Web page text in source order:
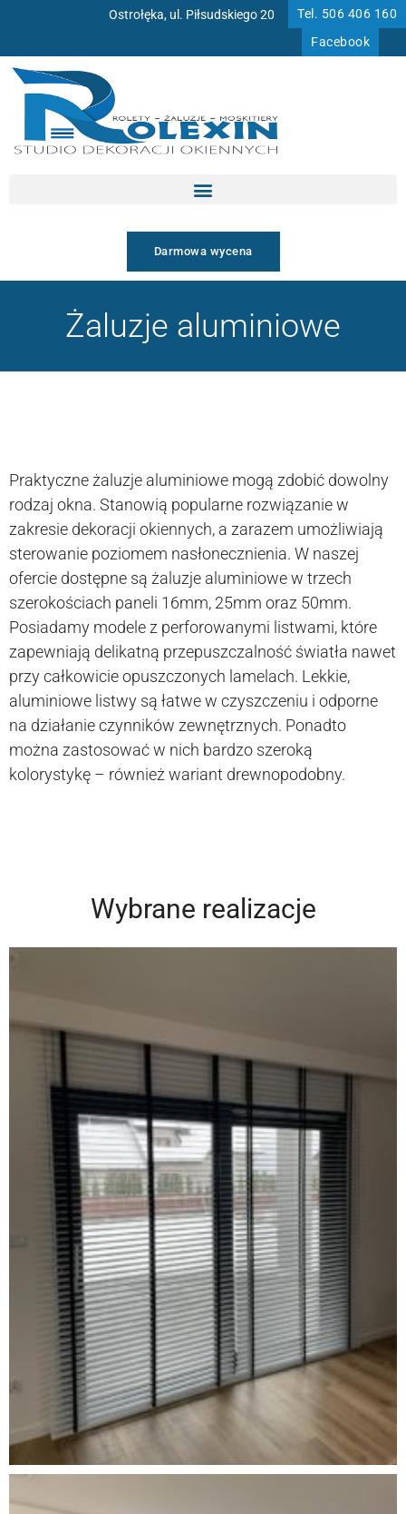
treści
Ostrołęka, ul. Piłsudskiego 20
Tel. 506 406 160
Facebook
Darmowa wycena
Żaluzje aluminiowe
Praktyczne żaluzje aluminiowe mogą zdobić dowolny
rodzaj okna. Stanowią popularne rozwiązanie w
zakresie dekoracji okiennych, a zarazem umożliwiają
sterowanie poziomem nasłonecznienia. W naszej
ofercie dostępne są żaluzje aluminiowe w trzech
szerokościach paneli 16mm, 25mm oraz 50mm.
Posiadamy modele z perforowanymi listwami, które
zapewniają delikatną przepuszczalność światła nawet
przy całkowicie opuszczonych lamelach. Lekkie,
aluminiowe listwy są łatwe w czyszczeniu i odporne
na działanie czynników zewnętrznych. Ponadto
można zastosować w nich bardzo szeroką
kolorystykę – również wariant drewnopodobny.
Wybrane realizacje